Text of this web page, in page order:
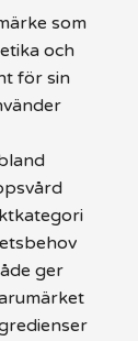
som
och
för sin
ger